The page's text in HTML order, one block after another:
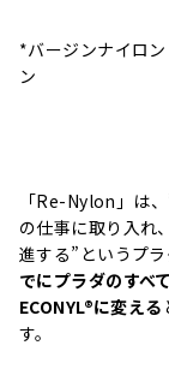
*バージンナイロ
ン
「Re-Nylon」は
の仕事に取り入れ
進する”というプ
でにプラダのすべ
ECONYL®に変える
す。